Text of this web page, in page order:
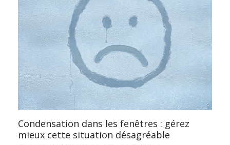
Condensation dans les fenêtres : gérez
mieux cette situation désagréable